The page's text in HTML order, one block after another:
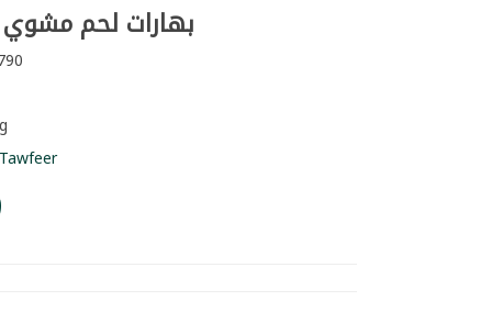
بهارات لحم مشوي
Tawfeer